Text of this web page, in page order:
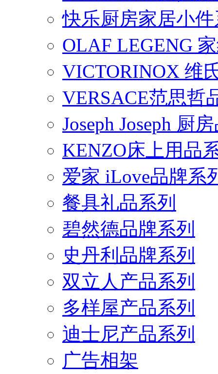
快乐厨房家居小
OLAF LEGENG
VICTORINOX 维
VERSACE范思哲
Joseph Joseph 厨
KENZO床上用品
爱家 iLove品牌系
餐具礼品系列
碧然德品牌系列
史丹利品牌系列
双立人产品系列
多样屋产品系列
迪士尼产品系列
广告相架